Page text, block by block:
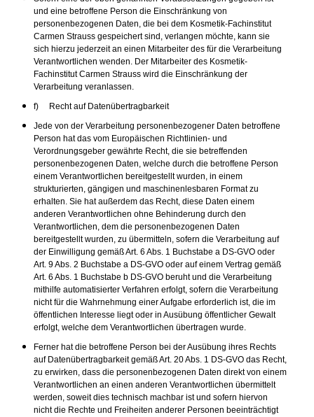
und eine betroffene Person die Einschränkung von
personenbezogenen Daten, die bei dem Kosmetik-Fachinstitut
Carmen Strauss gespeichert sind, verlangen möchte, kann sie
sich hierzu jederzeit an einen Mitarbeiter des für die Verarbeitung
Verantwortlichen wenden. Der Mitarbeiter des Kosmetik-
Fachinstitut Carmen Strauss wird die Einschränkung der
Verarbeitung veranlassen.
f) Recht auf Datenübertragbarkeit
Jede von der Verarbeitung personenbezogener Daten betroffene
Person hat das vom Europäischen Richtlinien- und
Verordnungsgeber gewährte Recht, die sie betreffenden
personenbezogenen Daten, welche durch die betroffene Person
einem Verantwortlichen bereitgestellt wurden, in einem
strukturierten, gängigen und maschinenlesbaren Format zu
erhalten. Sie hat außerdem das Recht, diese Daten einem
anderen Verantwortlichen ohne Behinderung durch den
Verantwortlichen, dem die personenbezogenen Daten
bereitgestellt wurden, zu übermitteln, sofern die Verarbeitung auf
der Einwilligung gemäß Art. 6 Abs. 1 Buchstabe a DS-GVO oder
Art. 9 Abs. 2 Buchstabe a DS-GVO oder auf einem Vertrag gemäß
Art. 6 Abs. 1 Buchstabe b DS-GVO beruht und die Verarbeitung
mithilfe automatisierter Verfahren erfolgt, sofern die Verarbeitung
nicht für die Wahrnehmung einer Aufgabe erforderlich ist, die im
öffentlichen Interesse liegt oder in Ausübung öffentlicher Gewalt
erfolgt, welche dem Verantwortlichen übertragen wurde.
Ferner hat die betroffene Person bei der Ausübung ihres Rechts
auf Datenübertragbarkeit gemäß Art. 20 Abs. 1 DS-GVO das Recht,
zu erwirken, dass die personenbezogenen Daten direkt von einem
Verantwortlichen an einen anderen Verantwortlichen übermittelt
werden, soweit dies technisch machbar ist und sofern hiervon
nicht die Rechte und Freiheiten anderer Personen beeinträchtigt